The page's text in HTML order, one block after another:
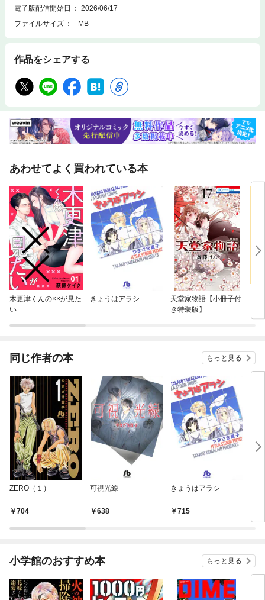
電子版配信開始日
2026/06/17
ファイルサイズ
- MB
作品をシェアする
あわせてよく買われている本
木更津くんの××が見た
い
きょうはアラシ
天堂家物語【小冊子付
き特装版】
同じ作者の本 もっと見る
ZERO（１）
704
可視光線
638
きょうはアラシ
715
小学館のおすすめ本 もっと見る